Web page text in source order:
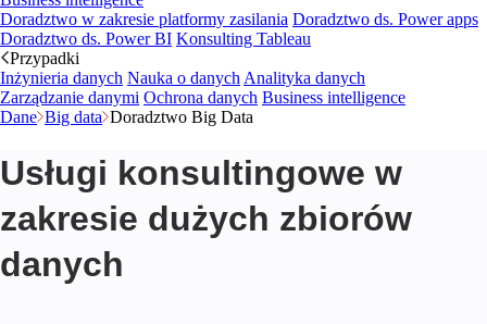
Doradztwo w zakresie platformy zasilania Doradztwo ds. Power apps
Doradztwo ds. Power BI Konsulting Tableau
Przypadki
Inżynieria danych Nauka o danych Analityka danych
Zarządzanie danymi Ochrona danych Business intelligence
Dane Big data Doradztwo Big Data
Usługi konsultingowe w
zakresie dużych zbiorów
danych